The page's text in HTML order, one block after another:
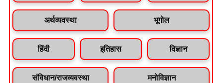
अर्थव्यवस्था भूगोल
हिंदी इतिहास विज्ञान
संविधान/राजव्यवस्था मनोविज्ञान